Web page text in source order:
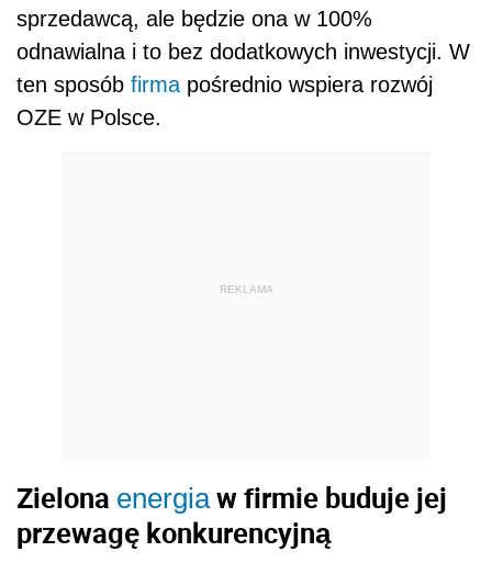
sprzedawcą, ale będzie ona w 100%
odnawialna i to bez dodatkowych inwestycji. W
ten sposób firma pośrednio wspiera rozwój
OZE w Polsce.
REKLAMA
Zielona energiaw firmie buduje jej
przewagę konkurencyjną